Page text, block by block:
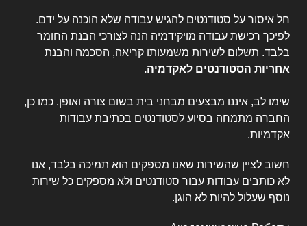
חל איסור על סטודנטים להגיש עבודה שלא הוכנה על ידם.
לפיכך רכישת עבודה מויקידמיה הנה לצורכי הבנת החומר
בלבד. תשלום לשירות משמעותו קריאה, הסכמה והבנת
אחריות הסטודנטים לאקדמיה.
שימו לב, איננו מבצעים מבחני בית בשום צורה ואופן. כמו כן,
החברה מתמחה בסיוע לסטודנטים בכתיבת עבודות
אקדמיות.
חשוב לציין שהשירות שאנו מספקים הוא תמיכה בלבד, אנו
לא כותבים עבודות עבור סטודנטים ולא מספקים כל שירות
נוסף שעלול להיות לא הוגן.